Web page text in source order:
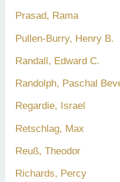
Prasad, Rama
Pullen-Burry, Henry B.
Randall, Edward C.
Randolph, Paschal
Regardie, Israel
Retschlag, Max
Reuß, Theodor
Richards, Percy